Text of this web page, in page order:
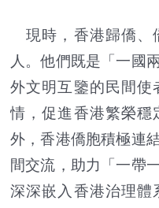
現時，香港歸僑、
人。他們既是「一國
外文明互鑒的民間使
情，促進香港繁榮穩
外，香港僑胞積極連
間交流，助力「一帶
深深嵌入香港治理體